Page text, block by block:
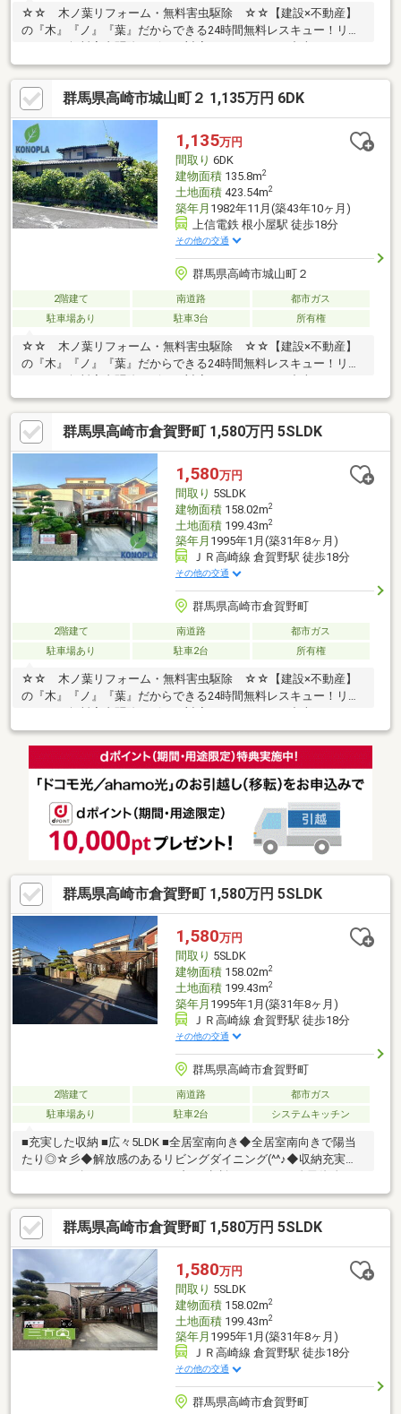
☆☆ 木ノ葉リフォーム・無料害虫駆除 ☆☆【建設×不動産】
の『木』『ノ』『葉』だからできる24時間無料レスキュー！リフ
ターサービスがついており、住んでからの安心をずっとお届けし
ます！内覧時に、無料相談・お見積りも物件ごとに作成可能！！
オウチ探しも、リフォームも一緒に相談できます！＼弊社には、
『きつね隊』・『ゴリラ隊』という無料かけつけサービスの仕組
みが、整っています♪／住んでからのお家トラブル、緊急対応も承
っております♪お家のこと、すべて木ノ葉プランニングにお任せく
ださい＾＾
群馬県高崎市城山町２ 1,135万円 6DK
1,135万円
間取り 6DK
建物面積135.8m2
土地面積423.54m2
築年月 1982年11月(築43年10ヶ月)
上信電鉄 根小屋駅 徒歩18分
その他の交通
群馬県高崎市城山町２
2階建て 南道路
都市ガス
駐車場あり
駐車3台 所有権
☆☆ 木ノ葉リフォーム・無料害虫駆除 ☆☆【建設×不動産】
の『木』『ノ』『葉』だからできる24時間無料レスキュー！リフ
ォーム・無料害虫駆除サビース対応しております！中古でもアフ
ターサービスがついており、住んでからの安心をずっとお届けし
ます！内覧時に、無料相談・お見積りも物件ごとに作成可能！！
オウチ探しも、リフォームも一緒に相談できます！＼弊社には、
『きつね隊』・『ゴリラ隊』という無料かけつけサービスの仕組
みが、整っています♪／住んでからのお家トラブル、緊急対応も承
っております♪お家のこと、すべて木ノ葉プランニングにお任せく
ださい＾＾
群馬県高崎市倉賀野町 1,580万円 5SLDK
1,580万円
間取り 5SLDK
建物面積158.02m2
土地面積199.43m2
築年月 1995年1月(築31年8ヶ月)
ＪＲ高崎線 倉賀野駅 徒歩18分
その他の交通
群馬県高崎市倉賀野町
2階建て 南道路
都市ガス
駐車場あり
駐車2台 所有権
☆☆ 木ノ葉リフォーム・無料害虫駆除 ☆☆【建設×不動産】
の『木』『ノ』『葉』だからできる24時間無料レスキュー！リフ
ターサービスがついており、住んでからの安心をずっとお届けし
ます！内覧時に、無料相談・お見積りも物件ごとに作成可能！！
オウチ探しも、リフォームも一緒に相談できます！＼弊社には、
『きつね隊』・『ゴリラ隊』という無料かけつけサービスの仕組
っております♪お家のこと、すべて木ノ葉プランニングにお任せく
ださい＾＾
群馬県高崎市倉賀野町 1,580万円 5SLDK
1,580万円
間取り 5SLDK
建物面積158.02m2
土地面積199.43m2
築年月 1995年1月(築31年8ヶ月)
ＪＲ高崎線 倉賀野駅 徒歩18分
その他の交通
群馬県高崎市倉賀野町
2階建て 南道路
都市ガス
駐車場あり
駐車2台 システムキッチン
■充実した収納 ■広々5LDK ■全居室南向き◆全居室南向きで陽当
たり◎☆彡◆解放感のあるリビングダイニング(^^♪◆収納充実☆
マイホーム探しは、コアライブにご相談ください！■自己資金０
円から住宅購入できます!■他社様でご紹介されている物件も一緒
にご提案できます。■他社様や過去にローンお断りされた方。ロ
ーンに自信あります。■平日のご見学希望大歓迎です。ご見学予
約は0120-919-727【通話料無料】までお気軽にお電話ください。
スマートフォンの方は青いバナーより、お問い合わせいただけま
す。
群馬県高崎市倉賀野町 1,580万円 5SLDK
1,580万円
間取り 5SLDK
建物面積158.02m2
土地面積199.43m2
築年月 1995年1月(築31年8ヶ月)
ＪＲ高崎線 倉賀野駅 徒歩18分
その他の交通
群馬県高崎市倉賀野町